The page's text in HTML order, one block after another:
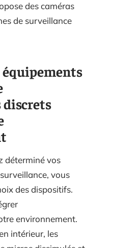
des caméras
de surveillance
équipements
discrets
déterminé vos
vous
des dispositifs.
environnement.
intérieur, les